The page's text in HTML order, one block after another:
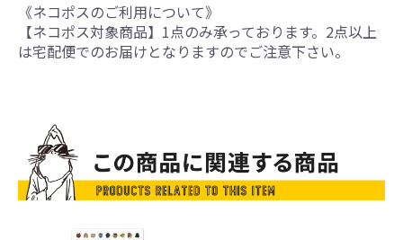
《ネコポスのご利用について》
【ネコポス対象商品】1点のみ承っております。2点以上
は宅配便でのお届けとなりますのでご注意下さい。